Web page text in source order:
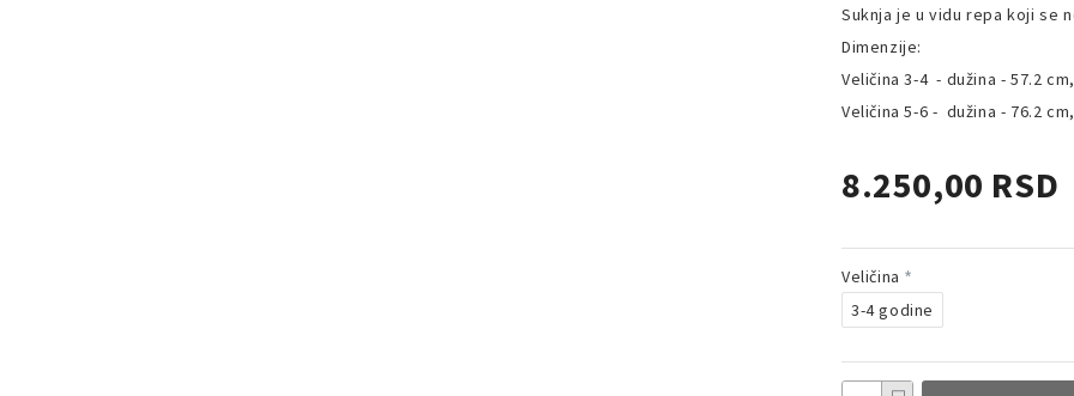
Suknja je u vidu repa koji se
Dimenzije:
Veličina 3-4 - dužina - 57.2
Veličina 5-6 - dužina - 76.2
8.250,00 RSD
Veličina
3-4 godine